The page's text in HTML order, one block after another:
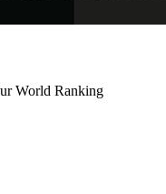
World Ranking